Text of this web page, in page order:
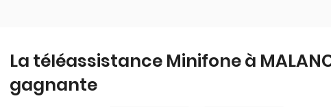
La téléassistance Minifone à
gagnante